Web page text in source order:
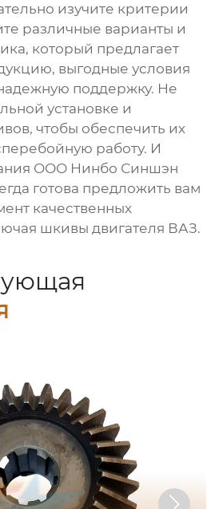
изучите критерии
различные варианты и
, который предлагает
выгодные условия
поддержку. Не
установке и
, чтобы обеспечить их
работу. И
ООО Нинбо Синшэн
готова предложить вам
качественных
шкивы двигателя ВАЗ.